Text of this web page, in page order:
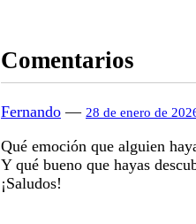
Comentarios
Fernando — 28 de enero de
Qué emoción que alguien
Y qué bueno que hayas
¡Saludos!